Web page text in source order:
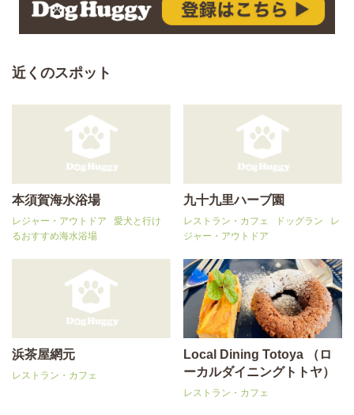
近くのスポット
本須賀海水浴場
レジャー・アウトドア
愛犬と行け
るおすすめ海水浴場
九十九里ハーブ園
レストラン・カフェ ドッグラン
レ
ジャー・アウトドア
浜茶屋網元
レストラン・カフェ
Local Dining Totoya （ロ
ーカルダイニングトトヤ）
レストラン・カフェ